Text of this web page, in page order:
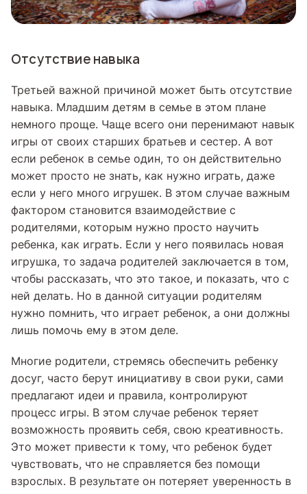
Отсутствие навыка
Третьей важной причиной может быть отсутствие
навыка. Младшим детям в семье в этом плане
немного проще. Чаще всего они перенимают навык
игры от своих старших братьев и сестер. А вот
если ребенок в семье один, то он действительно
может просто не знать, как нужно играть, даже
если у него много игрушек. В этом случае важным
фактором становится взаимодействие с
родителями, которым нужно просто научить
ребенка, как играть. Если у него появилась новая
игрушка, то задача родителей заключается в том,
чтобы рассказать, что это такое, и показать, что с
ней делать. Но в данной ситуации родителям
нужно помнить, что играет ребенок, а они должны
лишь помочь ему в этом деле.
Многие родители, стремясь обеспечить ребенку
досуг, часто берут инициативу в свои руки, сами
предлагают идеи и правила, контролируют
процесс игры. В этом случае ребенок теряет
возможность проявить себя, свою креативность.
Это может привести к тому, что ребенок будет
чувствовать, что не справляется без помощи
взрослых. В результате он потеряет уверенность в